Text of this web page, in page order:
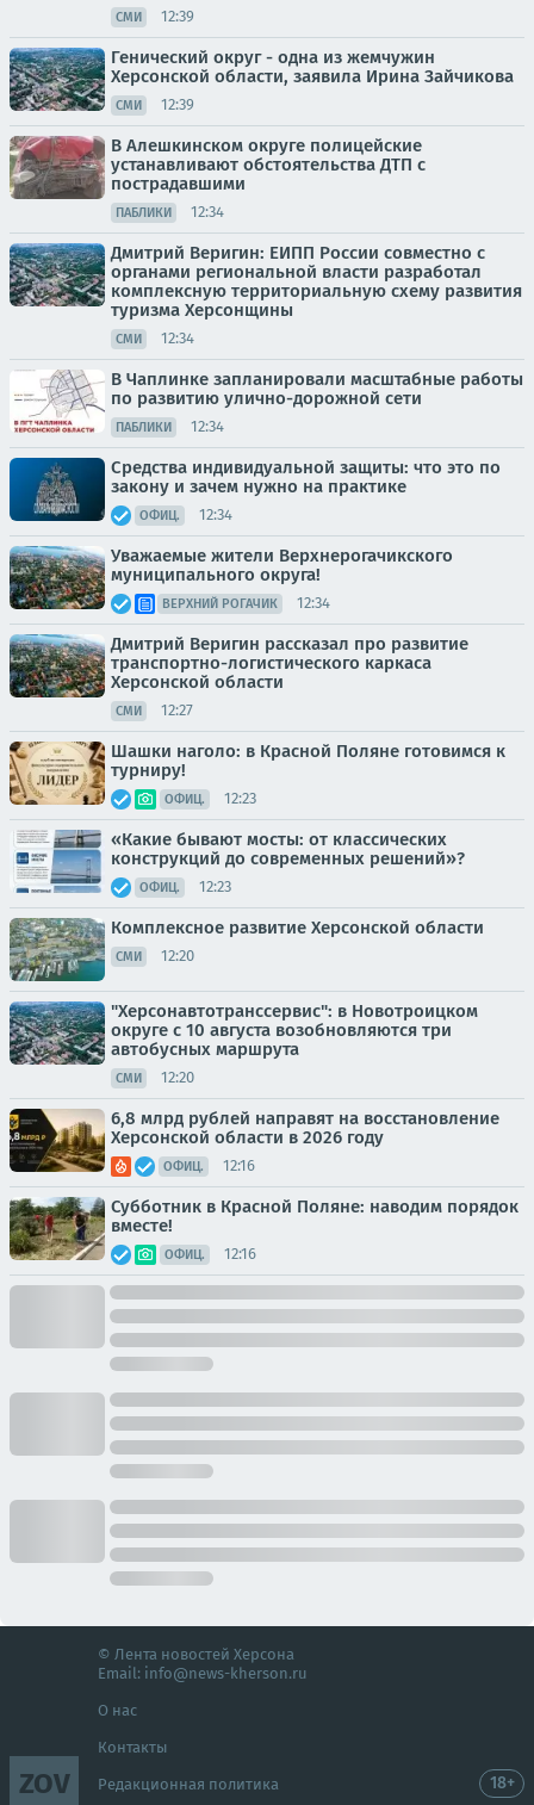
СМИ 12:39
Генический округ - одна из жемчужин
Херсонской области, заявила Ирина Зайчикова
СМИ 12:39
В Алешкинском округе полицейские
устанавливают обстоятельства ДТП с
пострадавшими
ПАБЛИКИ 12:34
Дмитрий Веригин: ЕИПП России совместно с
органами региональной власти разработал
комплексную территориальную схему развития
туризма Херсонщины
СМИ 12:34
В Чаплинке запланировали масштабные работы
по развитию улично-дорожной сети
ПАБЛИКИ 12:34
Средства индивидуальной защиты: что это по
закону и зачем нужно на практике
ОФИЦ. 12:34
Уважаемые жители Верхнерогачикского
муниципального округа!
ВЕРХНИЙ РОГАЧИК 12:34
Дмитрий Веригин рассказал про развитие
транспортно-логистического каркаса
Херсонской области
СМИ 12:27
Шашки наголо: в Красной Поляне готовимся к
турниру!
ОФИЦ. 12:23
«Какие бывают мосты: от классических
конструкций до современных решений»?
ОФИЦ. 12:23
Комплексное развитие Херсонской области
СМИ 12:20
"Херсонавтотранссервис": в Новотроицком
округе с 10 августа возобновляются три
автобусных маршрута
СМИ 12:20
6,8 млрд рублей направят на восстановление
Херсонской области в 2026 году
ОФИЦ. 12:16
Субботник в Красной Поляне: наводим порядок
вместе!
ОФИЦ. 12:16
ZOV
© Лента новостей Херсона
Email: info@news-kherson.ru
О нас
Контакты
Редакционная политика 18+